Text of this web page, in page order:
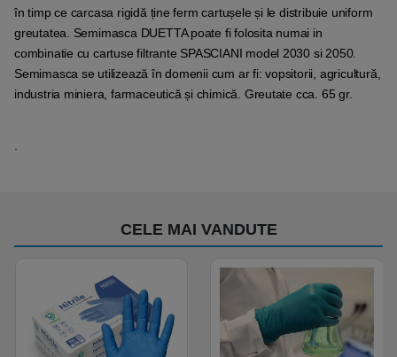
în timp ce carcasa rigidă ține ferm cartușele și le distribuie uniform
greutatea. Semimasca DUETTA poate fi folosita numai in
combinatie cu cartuse filtrante SPASCIANI model 2030 si 2050.
Semimasca se utilizează în domenii cum ar fi: vopsitorii, agricultură,
industria miniera, farmaceutică și chimică. Greutate cca. 65 gr.
CELE MAI VANDUTE